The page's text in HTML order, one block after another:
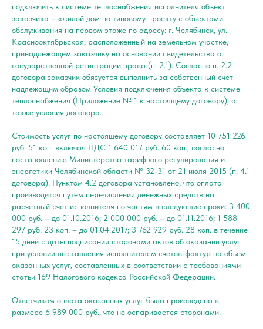
подключить к системе теплоснабжения исполнителя объект
заказчика – «жилой дом по типовому проекту с объектами
обслуживания на первом этаже по адресу: г. Челябинск, ул.
Краснооктябрьская, расположенный на земельном участке,
принадлежащем заказчику на основании свидетельства о
государственной регистрации права (п. 2.1). Согласно п. 2.2
договора заказчик обязуется выполнить за собственный счет
надлежащим образом Условия подключения объекта к системе
теплоснабжения (Приложение № 1 к настоящему договору), а
также условия договора.
Стоимость услуг по настоящему договору составляет 10 751 226
руб. 51 коп. включая НДС 1 640 017 руб. 60 коп., согласно
постановлению Министерства тарифного регулирования и
энергетики Челябинской области № 32-31 от 21 июля 2015 (п. 4.1
договора). Пунктом 4.2 договора установлено, что оплата
производится путем перечисления денежных средств на
расчетный счет исполнителя по частям в следующие сроки: 3 400
000 руб. – до 01.10.2016; 2 000 000 руб. – до 01.11.2016; 1 588
297 руб. 23 коп. – до 01.04.2017; 3 762 929 руб. 28 коп. в течение
15 дней с даты подписания сторонами актов об оказании услуг
при условии выставления исполнителем счетов-фактур на объем
оказанных услуг, составленных в соответствии с требованиями
статьи 169 Налогового кодекса Российской Федерации.
Ответчиком оплата оказанных услуг была произведена в
размере 6 989 000 руб., что не оспаривается сторонами.